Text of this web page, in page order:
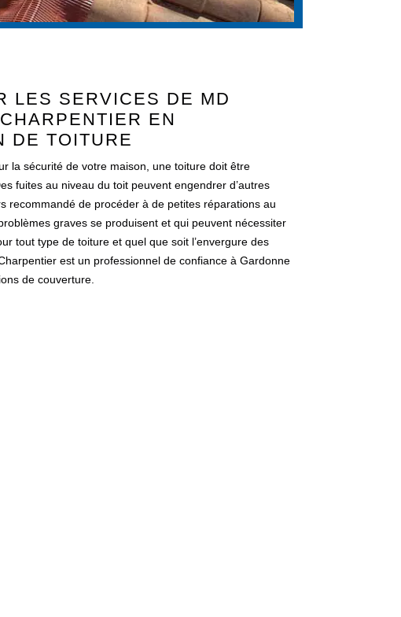
LES SERVICES DE MD
EN
DE TOITURE
la sécurité de votre maison, une toiture doit être
fuites au niveau du toit peuvent engendrer d’autres
recommandé de procéder à de petites réparations au
graves se produisent et qui peuvent nécessiter
tout type de toiture et quel que soit l’envergure des
est un professionnel de confiance à Gardonne
de couverture.